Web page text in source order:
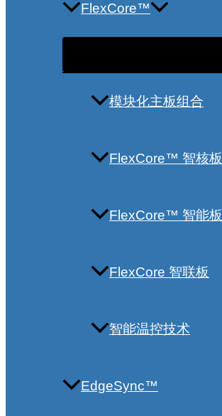
FlexCore™
模块化主板组合
FlexCore™ 智核板
FlexCore™ 智能板
FlexCore 智联板
智能温控技术
EdgeSync™